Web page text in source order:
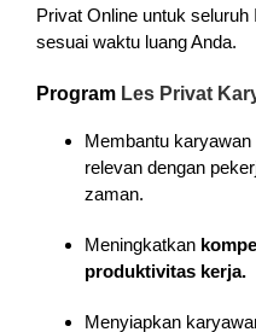
Privat Online untuk
sesuai waktu luang Anda.
Program Les Privat
Membantu karyawan
relevan dengan
zaman.
Meningkatkan
produktivitas kerja.
Menyiapkan